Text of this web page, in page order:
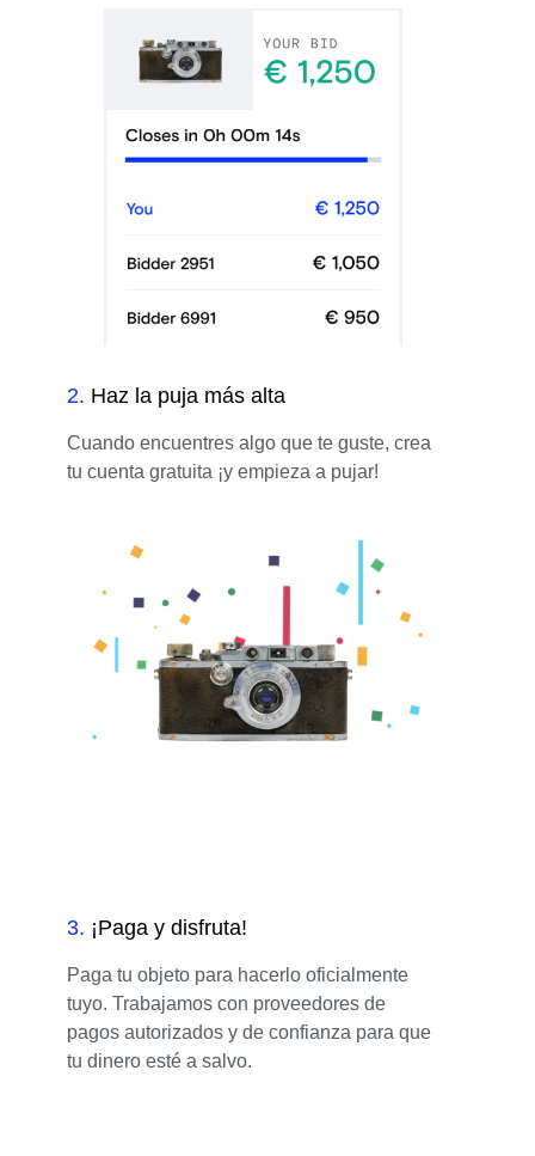
2. Haz la puja más alta
Cuando encuentres algo que te guste, crea
tu cuenta gratuita ¡y empieza a pujar!
3. ¡Paga y disfruta!
Paga tu objeto para hacerlo oficialmente
tuyo. Trabajamos con proveedores de
pagos autorizados y de confianza para que
tu dinero esté a salvo.